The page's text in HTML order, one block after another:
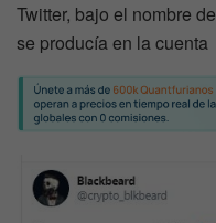
Twitter, bajo el nombre de
se producía en la cuenta